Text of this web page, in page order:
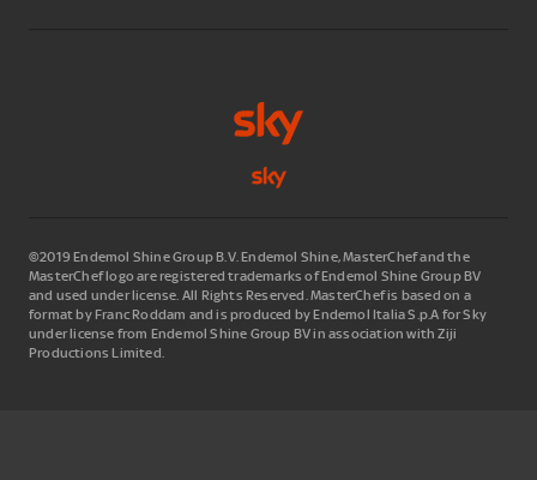
©2019 Endemol Shine Group B.V. Endemol Shine, MasterChef and the
MasterChef logo are registered trademarks of Endemol Shine Group BV
and used under license. All Rights Reserved. MasterChef is based on a
format by Franc Roddam and is produced by Endemol Italia S.p.A for Sky
under license from Endemol Shine Group BV in association with Ziji
Productions Limited.